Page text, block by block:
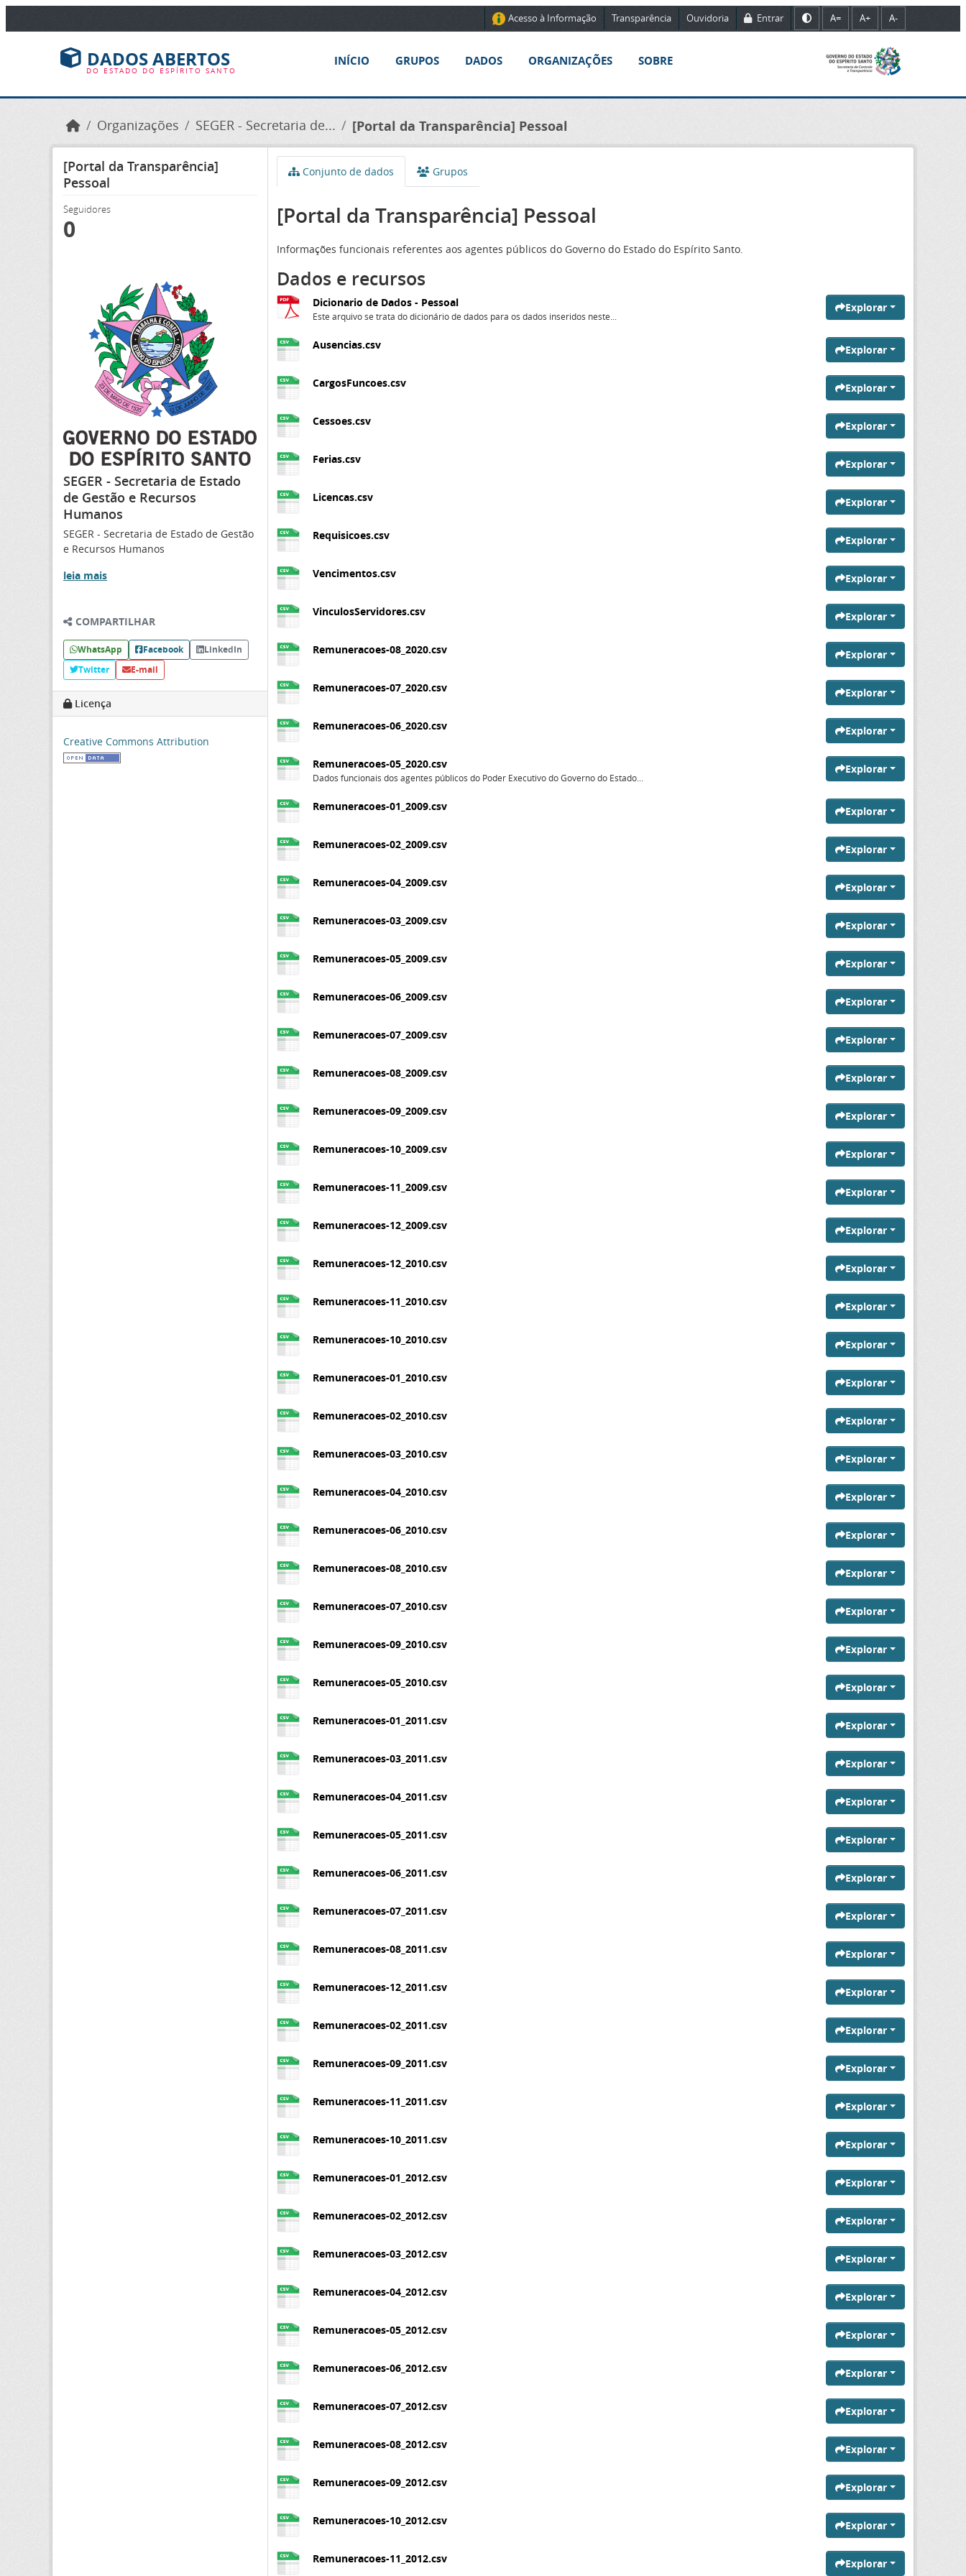
Ir para o conteúdo principal
Acesso à Informação Transparência Ouvidoria Entrar A= A+ A-
DADOS ABERTOS
DO ESTADO DO ESPÍRITO SANTO
INÍCIO GRUPOS DADOS ORGANIZAÇÕES SOBRE
Organizações SEGER - Secretaria de... [Portal da Transparência] Pessoal
[Portal da Transparência]
Pessoal
Seguidores
0
SEGER - Secretaria de Estado
de Gestão e Recursos
Humanos
SEGER - Secretaria de Estado de Gestão
e Recursos Humanos
leia mais
COMPARTILHAR
WhatsApp Facebook
LinkedIn
Twitter
E-mail
Licença
Creative Commons Attribution
Conjunto de dados Grupos
[Portal da Transparência] Pessoal
Informações funcionais referentes aos agentes públicos do Governo do Estado do Espírito Santo.
Dados e recursos
Dicionario de Dados - Pessoal
Este arquivo se trata do dicionário de dados para os dados inseridos neste...
Explorar
Ausencias.csv Explorar
CargosFuncoes.csv Explorar
Cessoes.csv Explorar
Ferias.csv Explorar
Licencas.csv Explorar
Requisicoes.csv Explorar
Vencimentos.csv Explorar
VinculosServidores.csv Explorar
Remuneracoes-08_2020.csv Explorar
Remuneracoes-07_2020.csv Explorar
Remuneracoes-06_2020.csv Explorar
Remuneracoes-05_2020.csv
Dados funcionais dos agentes públicos do Poder Executivo do Governo do Estado...
Explorar
Remuneracoes-01_2009.csv Explorar
Remuneracoes-02_2009.csv Explorar
Remuneracoes-04_2009.csv Explorar
Remuneracoes-03_2009.csv Explorar
Remuneracoes-05_2009.csv Explorar
Remuneracoes-06_2009.csv Explorar
Remuneracoes-07_2009.csv Explorar
Remuneracoes-08_2009.csv Explorar
Remuneracoes-09_2009.csv Explorar
Remuneracoes-10_2009.csv Explorar
Remuneracoes-11_2009.csv Explorar
Remuneracoes-12_2009.csv Explorar
Remuneracoes-12_2010.csv Explorar
Remuneracoes-11_2010.csv Explorar
Remuneracoes-10_2010.csv Explorar
Remuneracoes-01_2010.csv Explorar
Remuneracoes-02_2010.csv Explorar
Remuneracoes-03_2010.csv Explorar
Remuneracoes-04_2010.csv Explorar
Remuneracoes-06_2010.csv Explorar
Remuneracoes-08_2010.csv Explorar
Remuneracoes-07_2010.csv Explorar
Remuneracoes-09_2010.csv Explorar
Remuneracoes-05_2010.csv Explorar
Remuneracoes-01_2011.csv Explorar
Remuneracoes-03_2011.csv Explorar
Remuneracoes-04_2011.csv Explorar
Remuneracoes-05_2011.csv Explorar
Remuneracoes-06_2011.csv Explorar
Remuneracoes-07_2011.csv Explorar
Remuneracoes-08_2011.csv Explorar
Remuneracoes-12_2011.csv Explorar
Remuneracoes-02_2011.csv Explorar
Remuneracoes-09_2011.csv Explorar
Remuneracoes-11_2011.csv Explorar
Remuneracoes-10_2011.csv Explorar
Remuneracoes-01_2012.csv Explorar
Remuneracoes-02_2012.csv Explorar
Remuneracoes-03_2012.csv Explorar
Remuneracoes-04_2012.csv Explorar
Remuneracoes-05_2012.csv Explorar
Remuneracoes-06_2012.csv Explorar
Remuneracoes-07_2012.csv Explorar
Remuneracoes-08_2012.csv Explorar
Remuneracoes-09_2012.csv Explorar
Remuneracoes-10_2012.csv Explorar
Remuneracoes-11_2012.csv Explorar